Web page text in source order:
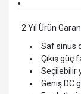
2 Yıl Ürün
Saf sinüs
Çıkış güç
Seçilebilir
Geniş DC